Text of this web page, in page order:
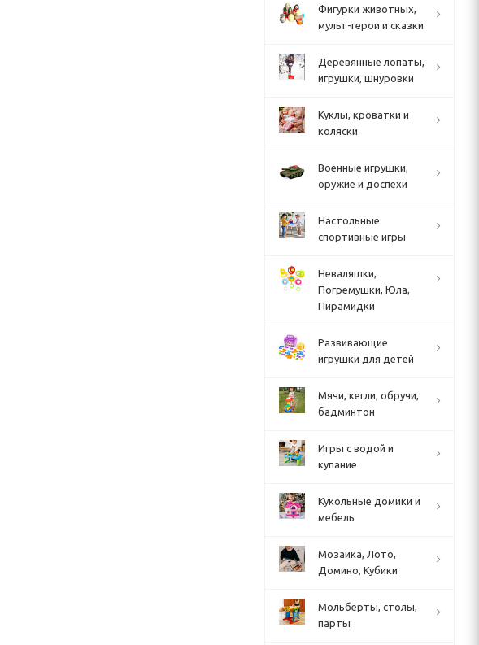
Фигурки животных,
мульт-герои и сказки
Деревянные лопаты,
игрушки, шнуровки
Куклы, кроватки и
коляски
Военные игрушки,
оружие и доспехи
Настольные
спортивные игры
Неваляшки,
Погремушки, Юла,
Пирамидки
Развивающие
игрушки для детей
Мячи, кегли, обручи,
бадминтон
Игры с водой и
купание
Кукольные домики и
мебель
Мозаика, Лото,
Домино, Кубики
Мольберты, столы,
парты